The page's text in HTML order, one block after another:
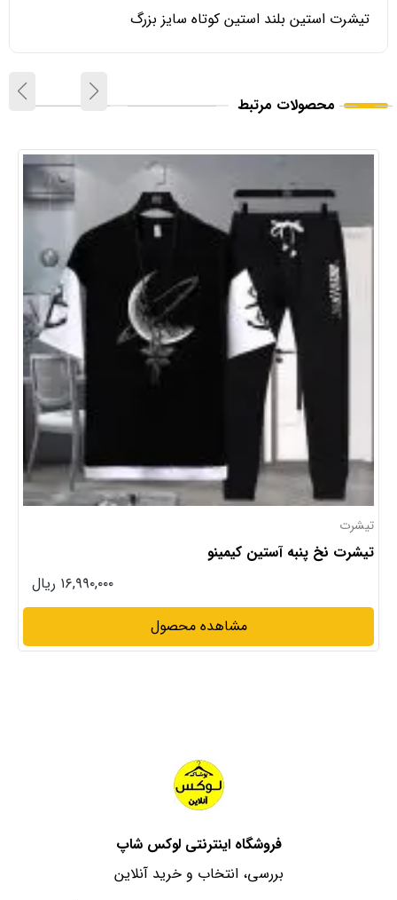
تیشرت استین بلند استین کوتاه سایز بزرگ
محصولات مرتبط
تیشرت
تیشرت نخ پنبه آستین کیمینو
۱۶,۹۹۰,۰۰۰ ریال
مشاهده محصول
فروشگاه اینترنتی لوکس شاپ
بررسی، انتخاب و خرید آنلاین